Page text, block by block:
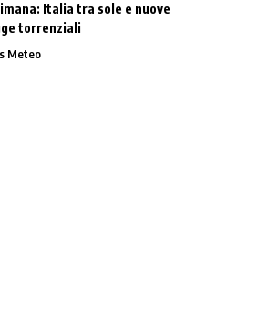
Italia tra sole e nuove
torrenziali
Meteo